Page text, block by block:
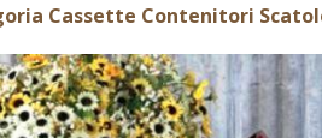
Cassette Contenitori